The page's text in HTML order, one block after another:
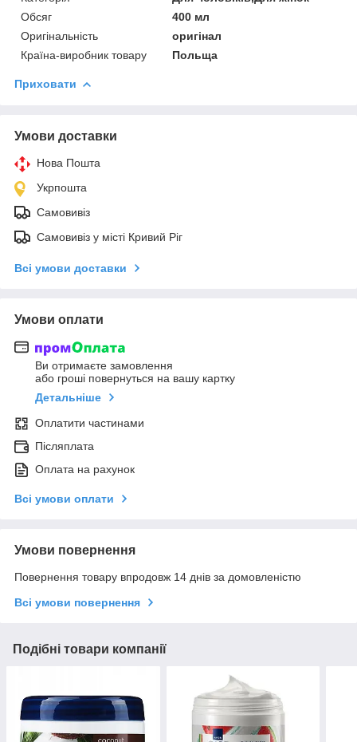
Обсяг
400 мл
Оригінальність
оригінал
Країна-виробник товару
Польща
Приховати
Умови доставки
Нова Пошта
Укрпошта
Самовивіз
Самовивіз у місті Кривий Ріг
Всі умови доставки
Умови оплати
Ви отримаєте замовлення
або гроші повернуться на вашу картку
Детальніше
Оплатити частинами
Післяплата
Оплата на рахунок
Всі умови оплати
Умови повернення
Повернення товару впродовж 14 днів за домовленістю
Всі умови повернення
Подібні товари компанії